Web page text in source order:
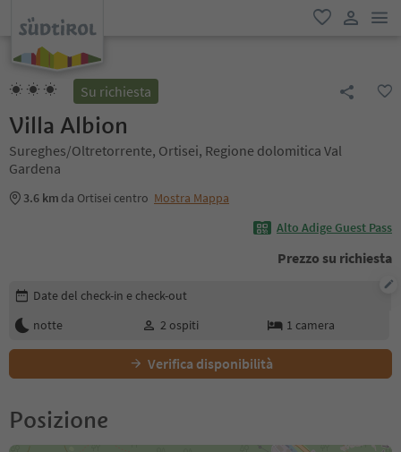
favoriti
Su richiesta
Villa Albion
Sureghes/Oltretorrente, Ortisei, Regione dolomitica Val
Gardena
3.6 km da Ortisei centro Mostra Mappa
Alto Adige Guest Pass
Prezzo su richiesta
Modifica i dettagli della prenotazione
Date del check-in e check-out
notte
2 ospiti 1 camera
Verifica disponibilità
Posizione